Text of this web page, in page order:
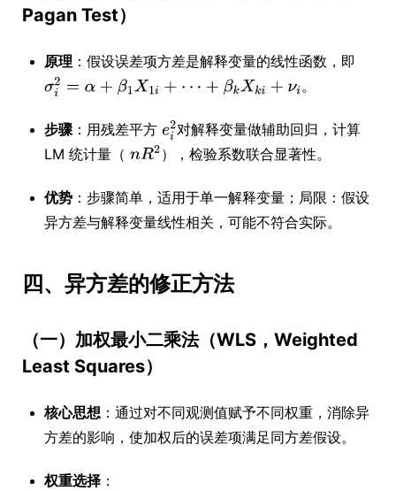
Pagan Test）
原理 ：假设误差项方差是解释变量的线性函数，即
。
步骤：用残差平方
对解释变量做辅助回归，计算
LM 统计量（
），检验系数联合显著性。
优势 ：步骤简单，适用于单一解释变量；局限：假设
异方差与解释变量线性相关，可能不符合实际。
四、异方差的修正方法
（一）加权最小二乘法（WLS，Weighted
Least Squares）
核心思想 ：通过对不同观测值赋予不同权重，消除异
方差的影响，使加权后的误差项满足同方差假设。
权重选择 ：